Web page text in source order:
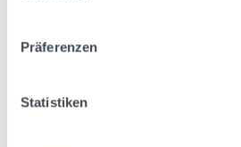
Präferenzen
Statistiken